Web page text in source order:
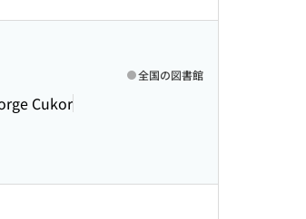
Cukor
全国の図書館